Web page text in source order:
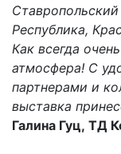
Республика,
Как всегда
атмосфера! С
партнерами и
выставка
Галина Гуц, ТД